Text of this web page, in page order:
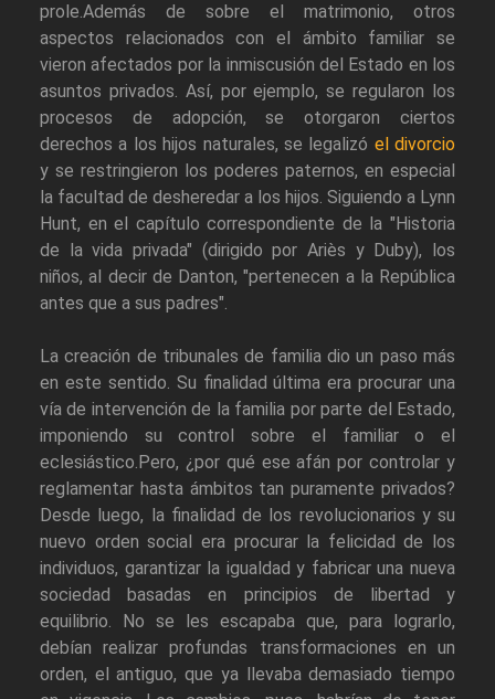
prole.Además de sobre el matrimonio, otros
aspectos relacionados con el ámbito familiar se
vieron afectados por la inmiscusión del Estado en los
asuntos privados. Así, por ejemplo, se regularon los
procesos de adopción, se otorgaron ciertos
derechos a los hijos naturales, se legalizó el divorcio
y se restringieron los poderes paternos, en especial
la facultad de desheredar a los hijos. Siguiendo a Lynn
Hunt, en el capítulo correspondiente de la "Historia
de la vida privada" (dirigido por Ariès y Duby), los
niños, al decir de Danton, "pertenecen a la República
antes que a sus padres".
La creación de tribunales de familia dio un paso más
en este sentido. Su finalidad última era procurar una
vía de intervención de la familia por parte del Estado,
imponiendo su control sobre el familiar o el
eclesiástico.Pero, ¿por qué ese afán por controlar y
reglamentar hasta ámbitos tan puramente privados?
Desde luego, la finalidad de los revolucionarios y su
nuevo orden social era procurar la felicidad de los
individuos, garantizar la igualdad y fabricar una nueva
sociedad basadas en principios de libertad y
equilibrio. No se les escapaba que, para lograrlo,
debían realizar profundas transformaciones en un
orden, el antiguo, que ya llevaba demasiado tiempo